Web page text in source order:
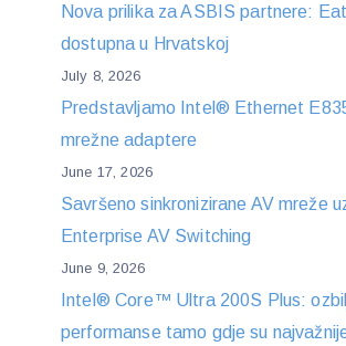
Nova prilika za ASBIS partnere:
dostupna u Hrvatskoj
July 8, 2026
Predstavljamo Intel® Ethernet
mrežne adaptere
June 17, 2026
Savršeno sinkronizirane AV mreže
Enterprise AV Switching
June 9, 2026
Intel® Core™ Ultra 200S Plus:
performanse tamo gdje su